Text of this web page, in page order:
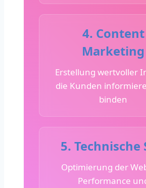
4. Content
Marketing
Erstellung wertvoller
die Kunden
binden
5. Technische
Optimierung der
Performance